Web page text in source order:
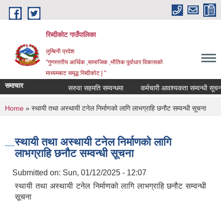
Skip to main content
रिब्दीकोट गाउँपालिका
लुम्बिनी प्रदेश
"गुणस्तरीय आर्थिक ,सामाजिक ,भौतिक पूर्वाधार विकासको
माध्यमबाट समृद्ध रिब्दीकोट | "
समाचार सरुवा सहमति सम्वन्धमा कर्मचारी आवश्यकता सम्वन्धी सूचना
You are here
Home » स्थायी तथा अस्थायी टनेल निर्माणको लागि लाभग्राहि छनौट सम्वन्धी सूचना
स्थायी तथा अस्थायी टनेल निर्माणको लागि
लाभग्राहि छनौट सम्वन्धी सूचना
Submitted on: Sun, 01/12/2025 - 12:07
स्थायी तथा अस्थायी टनेल निर्माणको लागि लाभग्राहि छनौट सम्वन्धी
सूचना